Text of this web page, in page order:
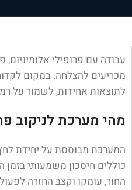
עבודה עם פרופילי
מכריעים להצלחה. במקום
לתוצאות אחידות, לשמור על
מהי מערכת לניקוב
המערכת מבוססת על יחידת לחץ
כוללים חיסכון משמעותי
החור, עומקו וקצב החזרה